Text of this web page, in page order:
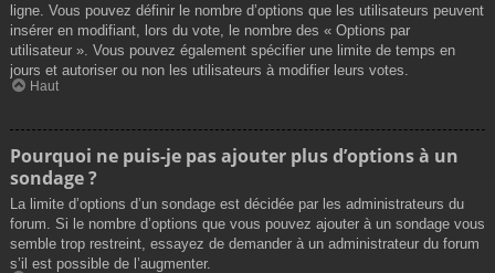
ligne. Vous pouvez définir le nombre d’options que les utilisateurs peuvent
insérer en modifiant, lors du vote, le nombre des « Options par
utilisateur ». Vous pouvez également spécifier une limite de temps en
jours et autoriser ou non les utilisateurs à modifier leurs votes.
Haut
Pourquoi ne puis-je pas ajouter plus d’options à un
sondage ?
La limite d’options d’un sondage est décidée par les administrateurs du
forum. Si le nombre d’options que vous pouvez ajouter à un sondage vous
semble trop restreint, essayez de demander à un administrateur du forum
s’il est possible de l’augmenter.